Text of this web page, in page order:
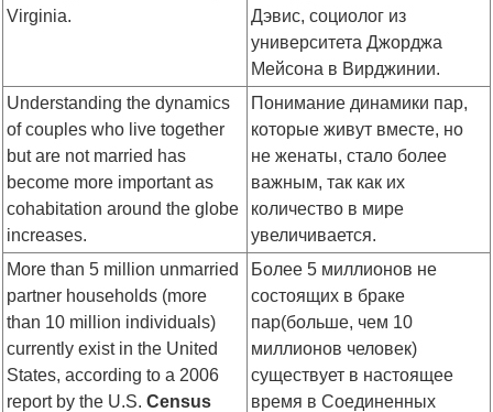
Virginia.
Дэвис, социолог из
университета Джорджа
Мейсона в Вирджинии.
Understanding the dynamics
of couples who live together
but are not married has
become more important as
cohabitation around the globe
increases.
Понимание динамики пар,
которые живут вместе, но
не женаты, стало более
важным, так как их
количество в мире
увеличивается.
More than 5 million unmarried
partner households (more
than 10 million individuals)
currently exist in the United
States, according to a 2006
report by the U.S. Census
Более 5 миллионов не
состоящих в браке
пар(больше, чем 10
миллионов человек)
существует в настоящее
время в Соединенных